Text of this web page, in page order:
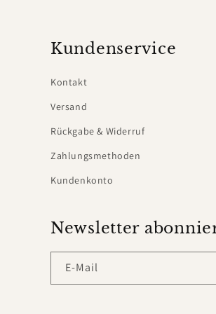
Kundenservice
Kontakt
Versand
Rückgabe & Widerruf
Zahlungsmethoden
Kundenkonto
Newsletter
E-Mail